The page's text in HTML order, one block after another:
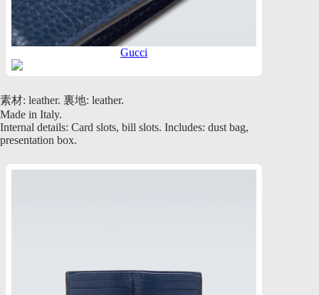
Gucci
素材: leather. 裏地: leather.
Made in Italy.
Internal details: Card slots, bill slots. Includes: dust bag,
presentation box.